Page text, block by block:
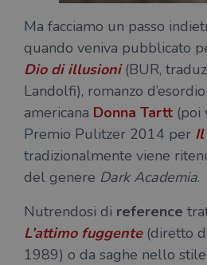
Ma facciamo un passo
quando veniva pubblicato
Dio di illusioni(BUR,
Landolfi), romanzo
americana Donna Tartt (poi
Premio Pulitzer 2014 per Il
tradizionalmente viene
del genere Dark Academia.
Nutrendosi di reference
L’attimo fuggente(diretto
1989) o da saghe nello